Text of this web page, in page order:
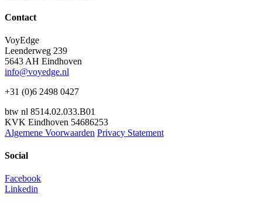
Contact
VoyEdge
Leenderweg 239
5643 AH Eindhoven
info@voyedge.nl
+31 (0)6 2498 0427
btw nl 8514.02.033.B01
KVK Eindhoven 54686253
Algemene Voorwaarden Privacy Statement
Social
Facebook
Linkedin